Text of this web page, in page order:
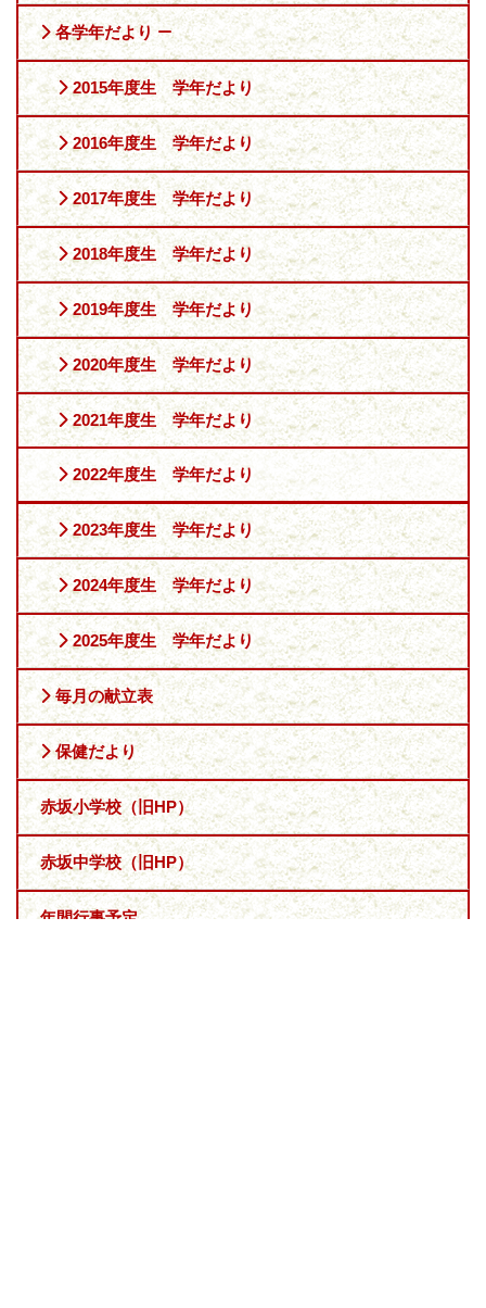
各学年だより
2015年度生 学年だより
2016年度生 学年だより
2017年度生 学年だより
2018年度生 学年だより
2019年度生 学年だより
2020年度生 学年だより
2021年度生 学年だより
2022年度生 学年だより
2023年度生 学年だより
2024年度生 学年だより
2025年度生 学年だより
毎月の献立表
保健だより
赤坂小学校（旧HP）
赤坂中学校（旧HP）
年間行事予定